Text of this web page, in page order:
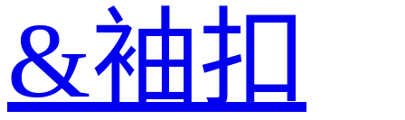
&袖扣